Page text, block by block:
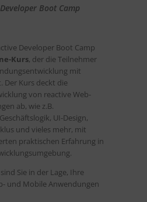
Boot Camp
Developer Boot Camp
Kurs, der die Teilnehmer
mit
Der Kurs deckt die
von reactive Web-
ab, wie z.B.
UI-Design,
und vieles mehr, mit
praktischen Erfahrung in
Sie in der Lage, Ihre
und Mobile Anwendungen